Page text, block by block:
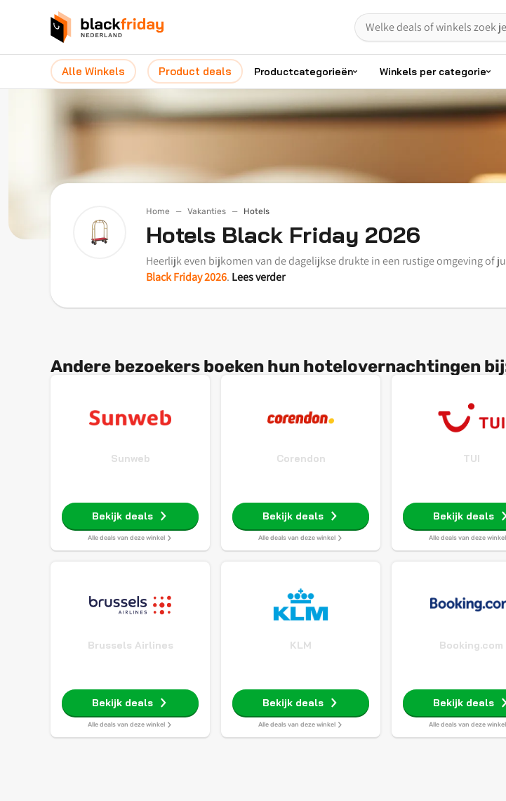
Alle Winkels Product deals Productcategorieën Winkels per categorie
Home Vakanties Hotels
Hotels Black Friday 2026
Heerlijk even bijkomen van de dagelijkse drukte in een rustige omgeving of
Black Friday 2026. Lees verder
Andere bezoekers boeken hun hotelovernachtingen
Sunweb
Bekijk deals
Alle deals van deze winkel
Corendon
Bekijk deals
Alle deals van deze winkel
TUI
Bekijk deals
Alle deals van deze winkel
Brussels Airlines
Bekijk deals
Alle deals van deze winkel
KLM
Bekijk deals
Alle deals van deze winkel
Booking.com
Bekijk deals
Alle deals van deze winkel